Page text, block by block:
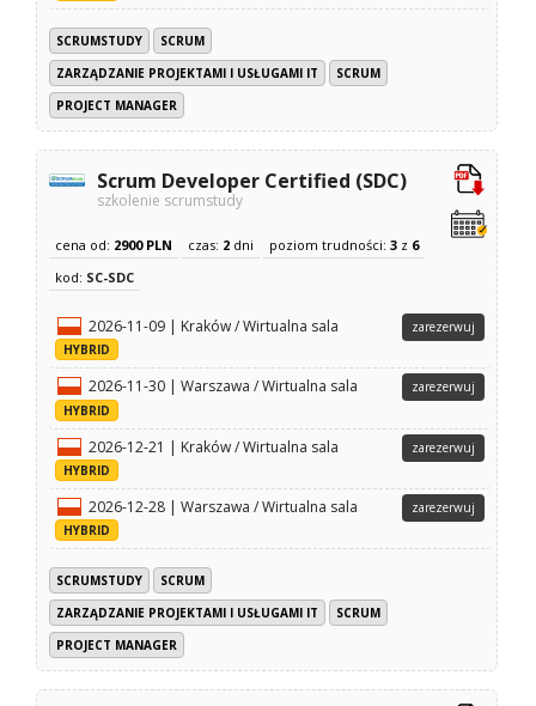
SCRUMSTUDY
SCRUM
ZARZĄDZANIE PROJEKTAMI I USŁUGAMI IT
SCRUM
PROJECT MANAGER
Scrum Developer Certified (SDC)
szkolenie scrumstudy
cena od: 2900 PLN czas: 2 dni poziom trudności:3 z 6
kod: SC-SDC
2026-11-09 | Kraków / Wirtualna sala
HYBRID
zarezerwuj
2026-11-30 | Warszawa / Wirtualna sala
HYBRID
zarezerwuj
2026-12-21 | Kraków / Wirtualna sala
HYBRID
zarezerwuj
2026-12-28 | Warszawa / Wirtualna sala
HYBRID
zarezerwuj
SCRUMSTUDY
SCRUM
ZARZĄDZANIE PROJEKTAMI I USŁUGAMI IT
SCRUM
PROJECT MANAGER